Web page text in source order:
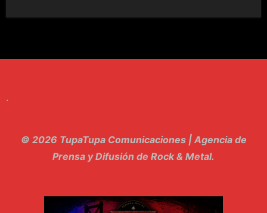
14. Llanto en el Cielo - Carmaleon
.
© 2026 TupaTupa Comunicaciones | Agencia de
Prensa y Difusión de Rock & Metal.